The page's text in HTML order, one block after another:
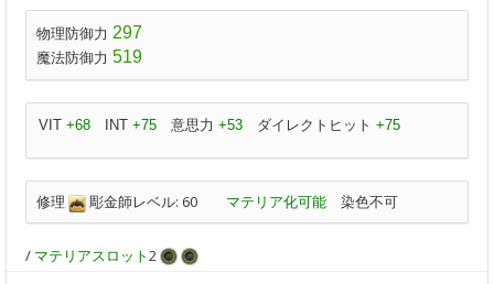
物理防御力 297
魔法防御力 519
VIT +68 INT +75 意思力 +53 ダイレクトヒット +75
修理 彫金師レベル: 60 マテリア化可能 染色不可
/ マテリアスロット2